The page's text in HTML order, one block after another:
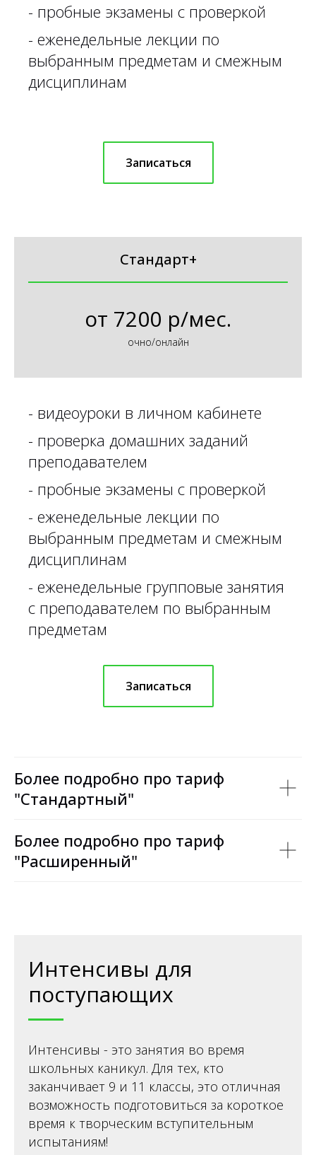
- пробные экзамены с проверкой
- еженедельные лекции по
выбранным предметам и смежным
дисциплинам
Записаться
Стандарт+
от 7200 р/мес.
очно/онлайн
- видеоуроки в личном кабинете
- проверка домашних заданий
преподавателем
- пробные экзамены с проверкой
- еженедельные лекции по
выбранным предметам и смежным
дисциплинам
- еженедельные групповые занятия
с преподавателем по выбранным
предметам
Записаться
Более подробно про тариф
"Стандартный"
Более подробно про тариф
"Расширенный"
Интенсивы для
поступающих
Интенсивы - это занятия во время
школьных каникул. Для тех, кто
заканчивает 9 и 11 классы, это отличная
возможность подготовиться за короткое
время к творческим вступительным
испытаниям!